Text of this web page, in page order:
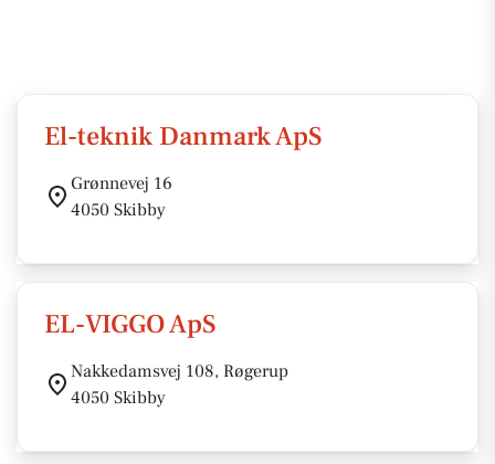
El-teknik Danmark ApS
Grønnevej 16
4050 Skibby
EL-VIGGO ApS
Nakkedamsvej 108, Røgerup
4050 Skibby